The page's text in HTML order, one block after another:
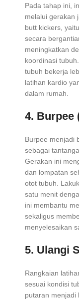
Pada tahap ini,
melalui gerakan
butt kickers,
secara
meningkatkan
koordinasi
tubuh bekerja
latihan kardio
dalam rumah.
4. Burpee
Burpee menjadi
sebagai
Gerakan ini
dan lompatan
otot tubuh.
satu menit
ini membantu
sekaligus
menyelesaikan
5. Ulangi
Rangkaian
sesuai kondisi
putaran menjadi